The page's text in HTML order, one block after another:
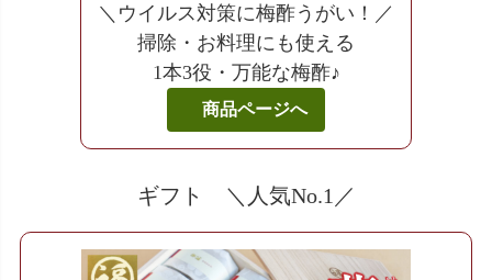
＼ウイルス対策に梅酢うがい！／
掃除・お料理にも使える
1本3役・万能な梅酢♪
商品ページへ
ギフト ＼人気No.1／